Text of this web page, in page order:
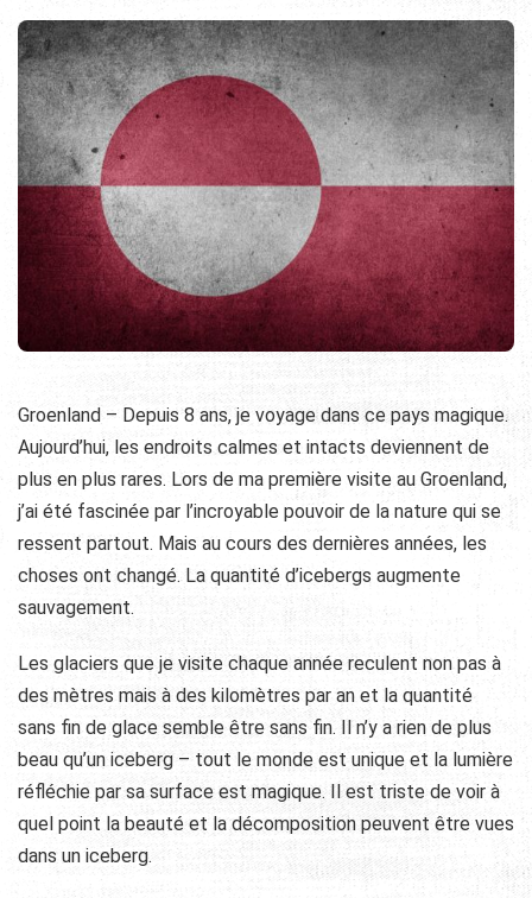
Groenland – Depuis 8 ans, je voyage dans ce pays magique.
Aujourd’hui, les endroits calmes et intacts deviennent de
plus en plus rares. Lors de ma première visite au Groenland,
j’ai été fascinée par l’incroyable pouvoir de la nature qui se
ressent partout. Mais au cours des dernières années, les
choses ont changé. La quantité d’icebergs augmente
sauvagement.
Les glaciers que je visite chaque année reculent non pas à
des mètres mais à des kilomètres par an et la quantité
sans fin de glace semble être sans fin. Il n’y a rien de plus
beau qu’un iceberg – tout le monde est unique et la lumière
réfléchie par sa surface est magique. Il est triste de voir à
quel point la beauté et la décomposition peuvent être vues
dans un iceberg.